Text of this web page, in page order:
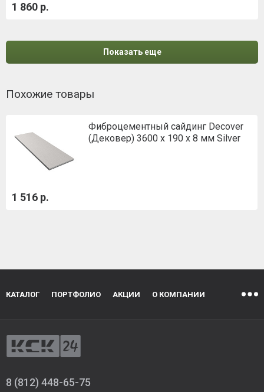
1 860 р.
Показать еще
Похожие товары
Фиброцементный сайдинг Decover
(Дековер) 3600 x 190 x 8 мм Silver
1 516 р.
КАТАЛОГ ПОРТФОЛИО АКЦИИ О КОМПАНИИ
8 (812) 448-65-75